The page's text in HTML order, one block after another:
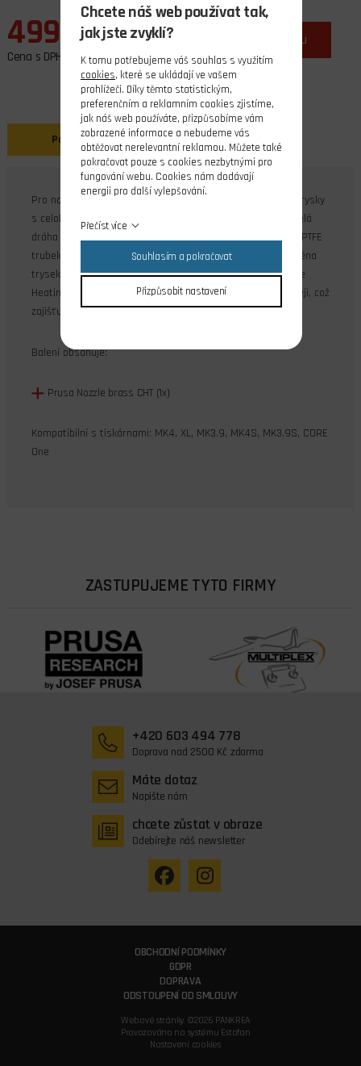
499,00 Kč
Cena s DPH
do košíku
Popis Související produkty
Pro novou generaci Prusa tiskáren se používají speciální trysky
s celokovovým průchodem pro filament. To znamená, že celá
dráha filamentu přes Nextruder je celokovová, bez použití PTFE
trubek. Tím se zvyšuje celková spolehlivost tiskárny a výměna
trysek je mnohem rychlejší. Nyní, díky technologii CHT (Core
Heating Technology), můžete filament zahřívat rovnoměrněji, což
zajišťuje lepší průtok.
Balení obsahuje:
Prusa Nozzle brass CHT (1x)
Kompatibilní s tiskárnami: MK4, XL, MK3.9, MK4S, MK3.9S, CORE
One
ZASTUPUJEME TYTO FIRMY
+420 603 494 778
Doprava nad 2500 Kč zdarma
Máte dotaz
Napište nám
chcete zůstat v obraze
Odebírejte náš newsletter
OBCHODNÍ PODMÍNKY
GDPR
DOPRAVA
ODSTOUPENÍ OD SMLOUVY
Webové stránky ©2026 PANKREA
Provozováno na systému Estofan
Nastavení cookies
Chcete náš web používat tak,
jak jste zvyklí?
K tomu potřebujeme váš souhlas s využitím
cookies, které se ukládají ve vašem
prohlížeči. Díky těmto statistickým,
preferenčním a reklamním cookies zjistíme,
jak náš web používáte, přizpůsobíme vám
zobrazené informace a nebudeme vás
obtěžovat nerelevantní reklamou. Můžete také
pokračovat pouze s cookies nezbytnými pro
fungování webu. Cookies nám dodávají
energii pro další vylepšování.
Přečíst více
Souhlasím a pokračovat
Přizpůsobit nastavení